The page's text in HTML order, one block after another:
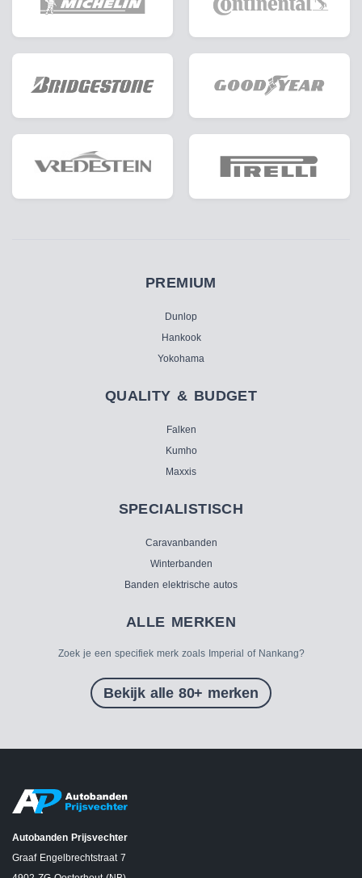
PREMIUM
Dunlop
Hankook
Yokohama
QUALITY & BUDGET
Falken
Kumho
Maxxis
SPECIALISTISCH
Caravanbanden
Winterbanden
Banden elektrische autos
ALLE MERKEN
Zoek je een specifiek merk zoals Imperial of Nankang?
Bekijk alle 80+ merken
Autobanden Prijsvechter
Graaf Engelbrechtstraat 7